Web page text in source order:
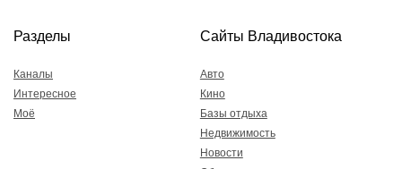
Разделы
Каналы
Интересное
Моё
Сайты Владивостока
Авто
Кино
Базы отдыха
Недвижимость
Новости